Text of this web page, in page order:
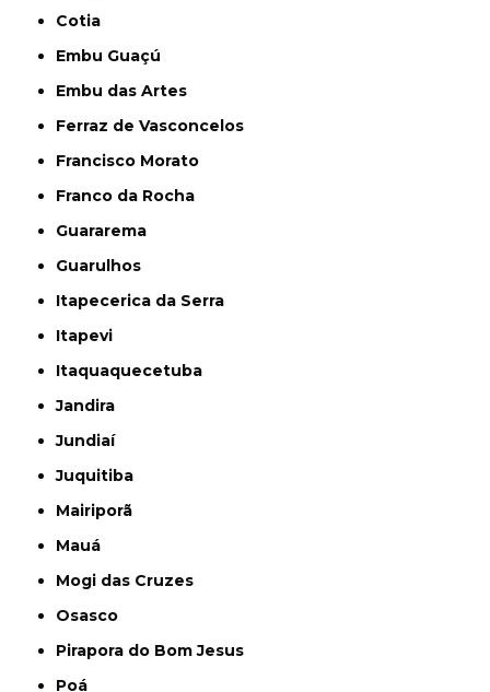
Cotia
Embu Guaçú
Embu das Artes
Ferraz de Vasconcelos
Francisco Morato
Franco da Rocha
Guararema
Guarulhos
Itapecerica da Serra
Itapevi
Itaquaquecetuba
Jandira
Jundiaí
Juquitiba
Mairiporã
Mauá
Mogi das Cruzes
Osasco
Pirapora do Bom Jesus
Poá